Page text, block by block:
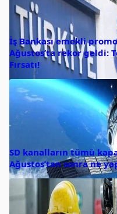
İş Bankası emekli
Ağustos’ta rekor geldi:
Fırsatı!
SD kanalların tümü
Ağustos’tan sonra ne